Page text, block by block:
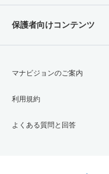
保護者向けコンテンツ
マナビジョンのご案内
利用規約
よくある質問と回答